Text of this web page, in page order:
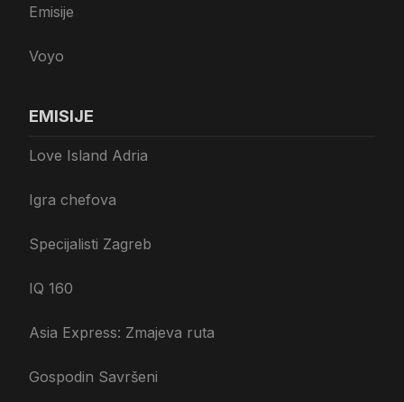
Emisije
Voyo
EMISIJE
Love Island Adria
Igra chefova
Specijalisti Zagreb
IQ 160
Asia Express: Zmajeva ruta
Gospodin Savršeni